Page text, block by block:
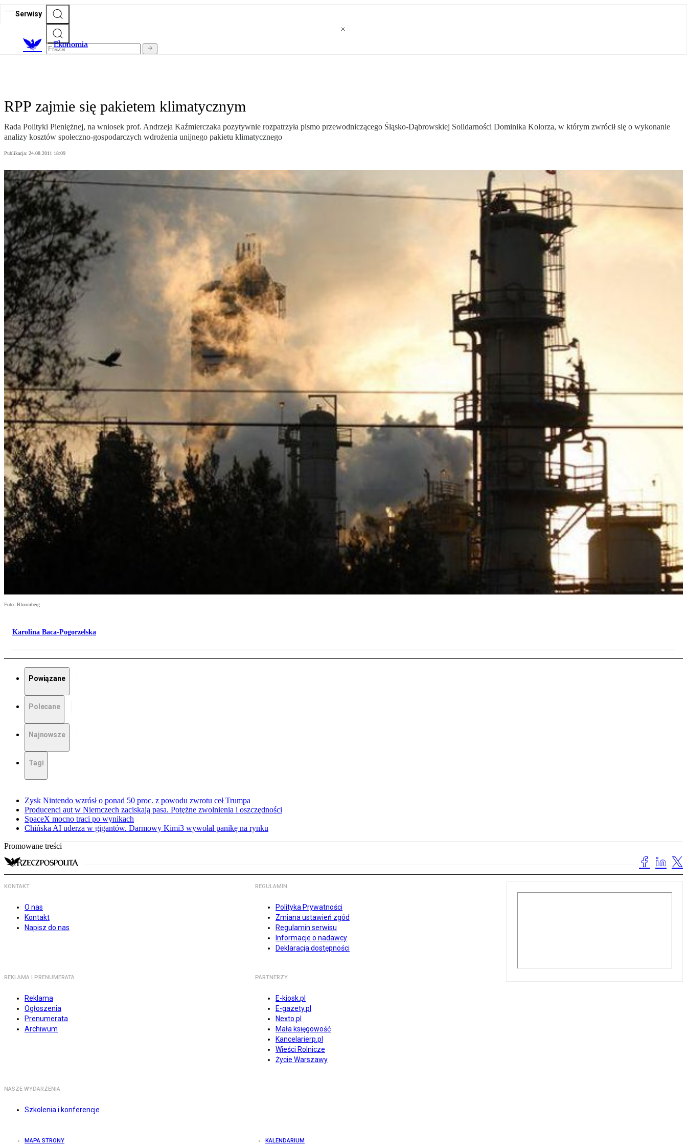
Serwisy
Ekonomia
RPP zajmie się pakietem klimatycznym
Rada Polityki Pieniężnej, na wniosek prof. Andrzeja Kaźmierczaka pozytywnie rozpatrzyła pismo przewodniczącego Śląsko-Dąbrowskiej Solidarności Dominika Kolorza, w którym zwrócił się o wykonanie
analizy kosztów społeczno-gospodarczych wdrożenia unijnego pakietu klimatycznego
Publikacja: 24.08.2011 18:09
Foto: Bloomberg
Karolina Baca-Pogorzelska
Powiązane
Polecane
Najnowsze
Tagi
Zysk Nintendo wzrósł o ponad 50 proc. z powodu zwrotu ceł Trumpa
Producenci aut w Niemczech zaciskają pasa. Potężne zwolnienia i oszczędności
SpaceX mocno traci po wynikach
Chińska AI uderza w gigantów. Darmowy Kimi3 wywołał panikę na rynku
Promowane treści
KONTAKT
O nas
Kontakt
Napisz do nas
REGULAMIN
Polityka Prywatności
Zmiana ustawień zgód
Regulamin serwisu
Informacje o nadawcy
Deklaracja dostępności
REKLAMA I PRENUMERATA
Reklama
Ogłoszenia
Prenumerata
Archiwum
PARTNERZY
E-kiosk.pl
E-gazety.pl
Nexto.pl
Mała księgowość
Kancelarierp.pl
Wieści Rolnicze
Życie Warszawy
NASZE WYDARZENIA
Szkolenia i konferencje
MAPA STRONY KALENDARIUM